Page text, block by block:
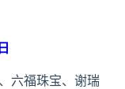
六福珠宝、谢瑞